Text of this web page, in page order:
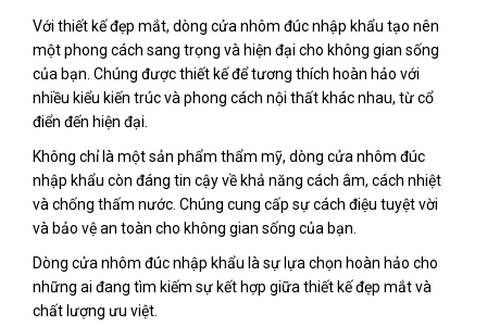
Với thiết kế đẹp mắt, dòng cửa nhôm đúc nhập khẩu tạo nên
một phong cách sang trọng và hiện đại cho không gian sống
của bạn. Chúng được thiết kế để tương thích hoàn hảo với
nhiều kiểu kiến trúc và phong cách nội thất khác nhau, từ cổ
điển đến hiện đại.
Không chỉ là một sản phẩm thẩm mỹ, dòng cửa nhôm đúc
nhập khẩu còn đáng tin cậy về khả năng cách âm, cách nhiệt
và chống thấm nước. Chúng cung cấp sự cách điệu tuyệt vời
và bảo vệ an toàn cho không gian sống của bạn.
Dòng cửa nhôm đúc nhập khẩu là sự lựa chọn hoàn hảo cho
những ai đang tìm kiếm sự kết hợp giữa thiết kế đẹp mắt và
chất lượng ưu việt.